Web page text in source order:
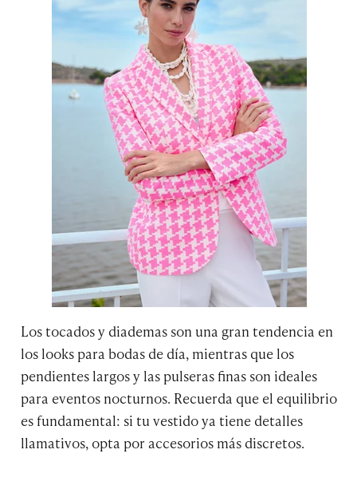
Los tocados y diademas son una gran tendencia en
los looks para bodas de día, mientras que los
pendientes largos y las pulseras finas son ideales
para eventos nocturnos. Recuerda que el equilibrio
es fundamental: si tu vestido ya tiene detalles
llamativos, opta por accesorios más discretos.